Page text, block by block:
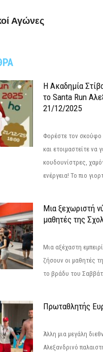
Αγώνες
Η Ακαδημία
το Santa Run
21/12/2025
Φορέστε τον σκούφο
και ετοιμαστείτε να
κουδουνίστρες,
ενέργεια! Το πιο
Μια ξεχωριστή
μαθητές της
Μια αξέχαστη
ζήσουν οι μαθητές
το βράδυ του
Πρωταθλητής
Άλλη μια μεγάλη
Αλεξανδρινό